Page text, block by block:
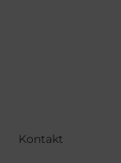
Kontakt